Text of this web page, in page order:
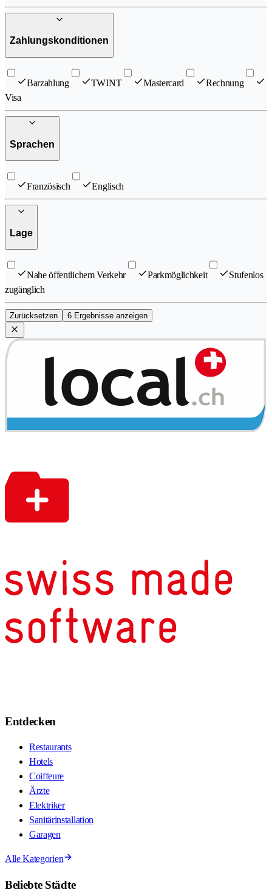
Zahlungskonditionen
Barzahlung TWINT Mastercard
Rechnung
Visa
Sprachen
Französisch Englisch
Lage
Nahe öffentlichem Verkehr Parkmöglichkeit
Stufenlos
zugänglich
Zurücksetzen 6 Ergebnisse anzeigen
Entdecken
Restaurants
Hotels
Coiffeure
Ärzte
Elektriker
Sanitärinstallation
Garagen
Alle Kategorien
Beliebte Städte